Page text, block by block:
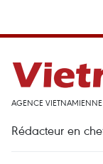
AGENCE
Rédacteur en